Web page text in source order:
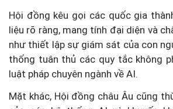
Hội đồng kêu gọi các quốc gia
liệu rõ ràng, mang tính đại diện và
như thiết lập sự giám sát của con
thống tuân thủ các quy tắc không
luật pháp chuyên ngành về AI.
Mặt khác, Hội đồng châu Âu cũng